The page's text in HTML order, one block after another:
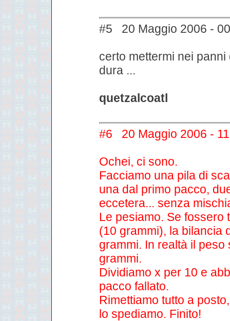
#5 20 Maggio 2006 -
certo mettermi nei
dura ...
quetzalcoatl
#6 20 Maggio 2006 -
Ochei, ci sono.
Facciamo una pila di
una dal primo pacco,
eccetera... senza
Le pesiamo. Se fossero
(10 grammi), la bilancia
grammi. In realtà il
grammi.
Dividiamo x per 10 e
pacco fallato.
Rimettiamo tutto a
lo spediamo. Finito!